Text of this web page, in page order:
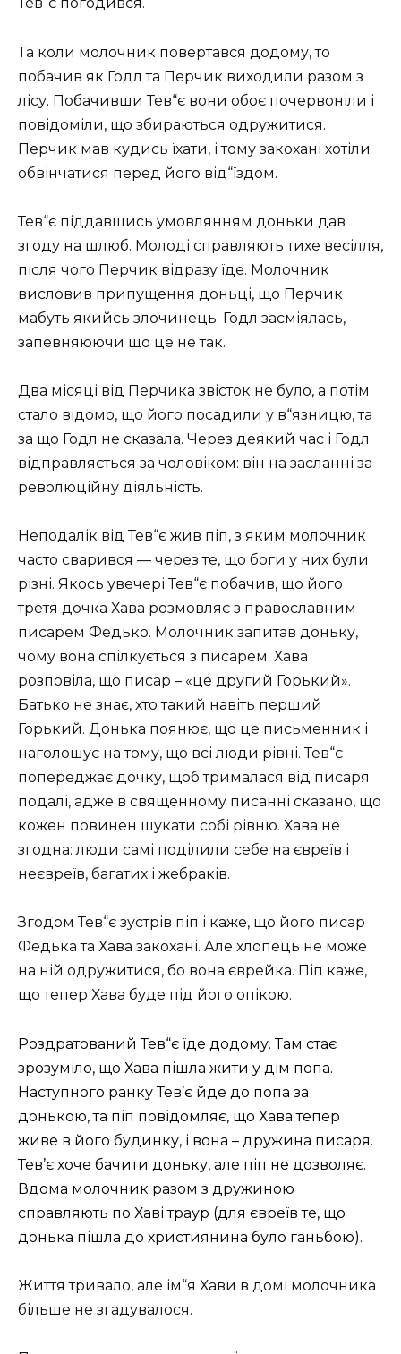
Тев“є погодився.
Та коли молочник повертався додому, то
побачив як Годл та Перчик виходили разом з
лісу. Побачивши Тев“є вони обоє почервоніли і
повідоміли, що збираються одружитися.
Перчик мав кудись їхати, і тому закохані хотіли
обвінчатися перед його від“їздом.
Тев“є піддавшись умовлянням доньки дав
згоду на шлюб. Молоді справляють тихе весілля,
після чого Перчик відразу їде. Молочник
висловив припущення доньці, що Перчик
мабуть якийсь злочинець. Годл засміялась,
запевняюючи що це не так.
Два місяці від Перчика звісток не було, а потім
стало відомо, що його посадили у в“язницю, та
за що Годл не сказала. Через деякий час і Годл
відправляється за чоловіком: він на засланні за
революційну діяльність.
Неподалік від Тев“є жив піп, з яким молочник
часто сварився — через те, що боги у них були
різні. Якось увечері Тев“є побачив, що його
третя дочка Хава розмовляє з православним
писарем Федько. Молочник запитав доньку,
чому вона спілкується з писарем. Хава
розповіла, що писар – «це другий Горький».
Батько не знає, хто такий навіть перший
Горький. Донька поянює, що це письменник і
наголошує на тому, що всі люди рівні. Тев“є
попереджає дочку, щоб трималася від писаря
подалі, адже в священному писанні сказано, що
кожен повинен шукати собі рівню. Хава не
згодна: люди самі поділили себе на євреїв і
неєвреїв, багатих і жебраків.
Згодом Тев“є зустрів піп і каже, що його писар
Федька та Хава закохані. Але хлопець не може
на ній одружитися, бо вона єврейка. Піп каже,
що тепер Хава буде під його опікою.
Роздратований Тев“є їде додому. Там стає
зрозуміло, що Хава пішла жити у дім попа.
Наступного ранку Тев’є йде до попа за
донькою, та піп повідомляє, що Хава тепер
живе в його будинку, і вона – дружина писаря.
Тев’є хоче бачити доньку, але піп не дозволяє.
Вдома молочник разом з дружиною
справляють по Хаві траур (для євреїв те, що
донька пішла до християнина було ганьбою).
Життя тривало, але ім“я Хави в домі молочника
більше не згадувалося.